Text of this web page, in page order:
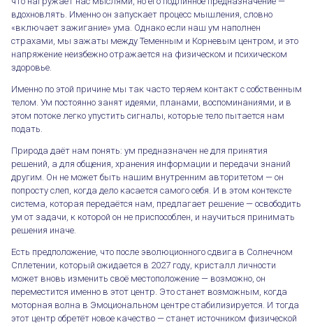
Влияние Плутона и пророчество 2027 года
вдохновлять. Именно он запускает процесс мышления, словно
«включает зажигание» ума. Однако если наш ум наполнен
страхами, мы зажаты между Теменным и Корневым центром, и это
напряжение неизбежно отражается на физическом и психическом
здоровье.
Именно по этой причине мы так часто теряем контакт с собственным
телом. Ум постоянно занят идеями, планами, воспоминаниями, и в
этом потоке легко упустить сигналы, которые тело пытается нам
подать.
Природа даёт нам понять: ум предназначен не для принятия
решений, а для общения, хранения информации и передачи знаний
другим. Он не может быть нашим внутренним авторитетом — он
попросту слеп, когда дело касается самого себя. И в этом контексте
система, которая передаётся нам, предлагает решение — освободить
ум от задачи, к которой он не приспособлен, и научиться принимать
решения иначе.
Есть предположение, что после эволюционного сдвига в Солнечном
Сплетении, который ожидается в 2027 году, кристалл личности
может вновь изменить своё местоположение — возможно, он
переместится именно в этот центр. Это станет возможным, когда
моторная волна в Эмоциональном центре стабилизируется. И тогда
этот центр обретёт новое качество — станет источником физической